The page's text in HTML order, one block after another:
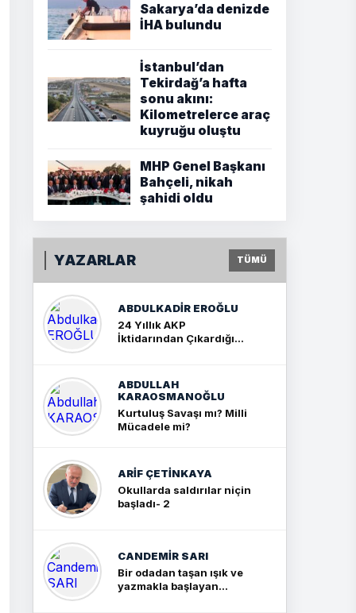
Sakarya’da denizde
İHA bulundu
İstanbul’dan
Tekirdağ’a hafta
sonu akını:
Kilometrelerce araç
kuyruğu oluştu
MHP Genel Başkanı
Bahçeli, nikah
şahidi oldu
YAZARLAR TÜMÜ
ABDULKADIR EROĞLU
24 Yıllık AKP
İktidarından Çıkardığım
ABDULLAH
KARAOSMANOĞLU
Kurtuluş Savaşı mı? Milli
Mücadele mi?
ARIF ÇETİNKAYA
Okullarda saldırılar niçin
başladı- 2
CANDEMIR SARI
Bir odadan taşan ışık ve
yazmakla başlayan